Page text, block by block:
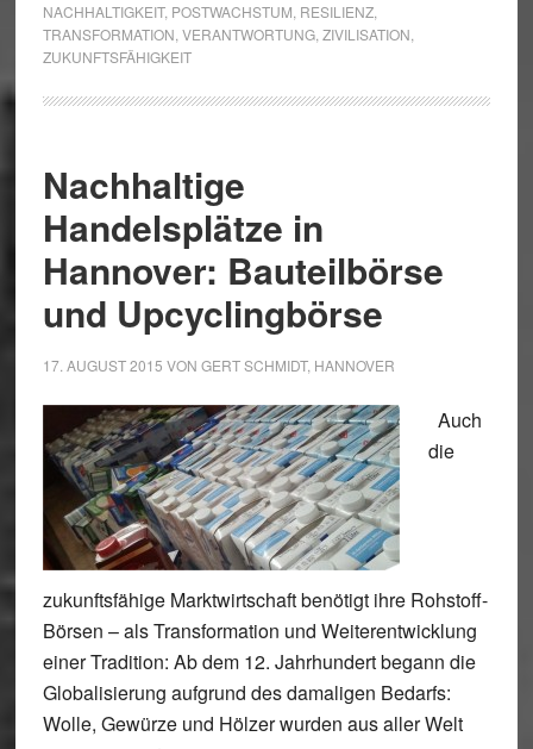
NACHHALTIGKEIT, POSTWACHSTUM RESILIENZ,
TRANSFORMATION VERANTWORTUNG, ZIVILISATION
ZUKUNFTSFÄHIGKEIT
Nachhaltige
Handelsplätze in
Hannover: Bauteilbörse
und Upcyclingbörse
17. AUGUST 2015 VON GERT SCHMIDT, HANNOVER
Auch
die
zukunftsfähige Marktwirtschaft benötigt ihre Rohstoff-
Börsen – als Transformation und Weiterentwicklung
einer Tradition: Ab dem 12. Jahrhundert begann die
Globalisierung aufgrund des damaligen Bedarfs:
Wolle, Gewürze und Hölzer wurden aus aller Welt